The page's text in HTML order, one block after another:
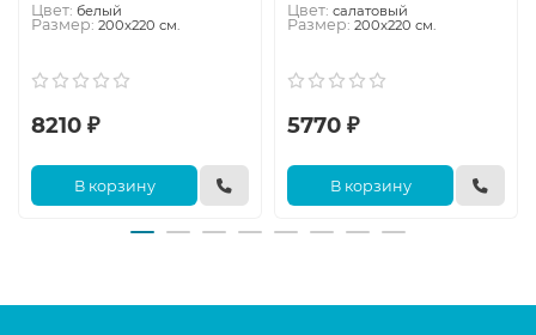
Цвет: белый
Размер: 200x220 см.
8210 ₽
В корзину
Цвет: салатовый
Размер: 200x220 см.
5770 ₽
В корзину